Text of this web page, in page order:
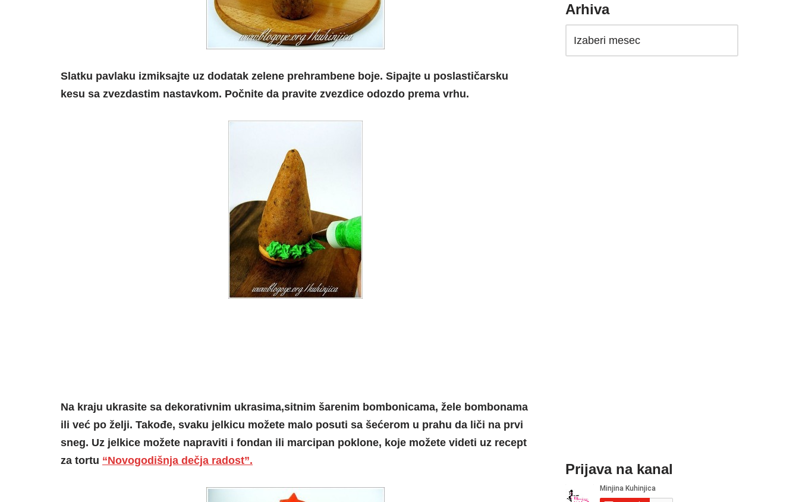
Slatku pavlaku izmiksajte uz dodatak zelene prehrambene boje. Sipajte u poslastičarsku
kesu sa zvezdastim nastavkom. Počnite da pravite zvezdice odozdo prema vrhu.
Na kraju ukrasite sa dekorativnim ukrasima,sitnim šarenim bombonicama, žele bombonama
ili već po želji. Takođe, svaku jelkicu možete malo posuti sa šećerom u prahu da liči na prvi
sneg. Uz jelkice možete napraviti i fondan ili marcipan poklone, koje možete videti uz recept
za tortu “Novogodišnja dečja radost”.
Arhiva
Prijava na kanal